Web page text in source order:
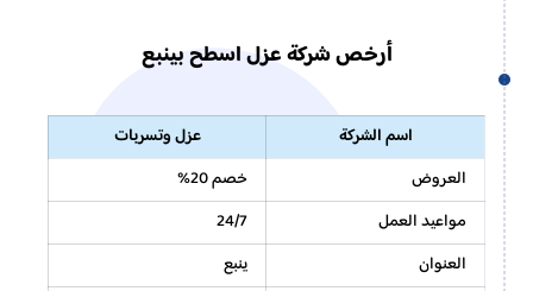
أرخص شركة عزل اسطح بينبع
اسم الشركة
عزل وتسربات
العروض
خصم 20%
مواعيد العمل
24/7
العنوان
ينبع